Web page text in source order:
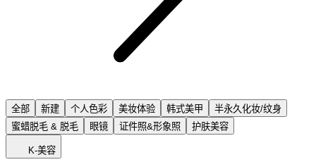
全部 新建 个人色彩 美妆体验 韩式美甲
半永久化妆/纹身
蜜蜡脱毛 & 脱毛
眼镜 证件照&形象照 护肤美容
K-美容